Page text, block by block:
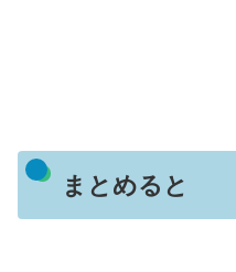
まとめると